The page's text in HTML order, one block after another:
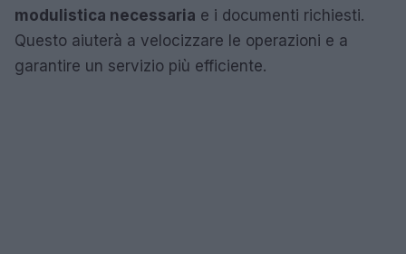
modulistica necessaria e i documenti richiesti.
Questo aiuterà a velocizzare le operazioni e a
garantire un servizio più efficiente.